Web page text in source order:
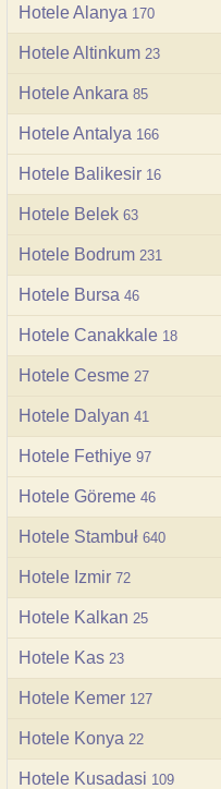
Hotele Alanya 170
Hotele Altinkum 23
Hotele Ankara 85
Hotele Antalya 166
Hotele Balikesir 16
Hotele Belek 63
Hotele Bodrum 231
Hotele Bursa 46
Hotele Canakkale 18
Hotele Cesme 27
Hotele Dalyan 41
Hotele Fethiye 97
Hotele Göreme 46
Hotele Stambuł 640
Hotele Izmir 72
Hotele Kalkan 25
Hotele Kas 23
Hotele Kemer 127
Hotele Konya 22
Hotele Kusadasi 109